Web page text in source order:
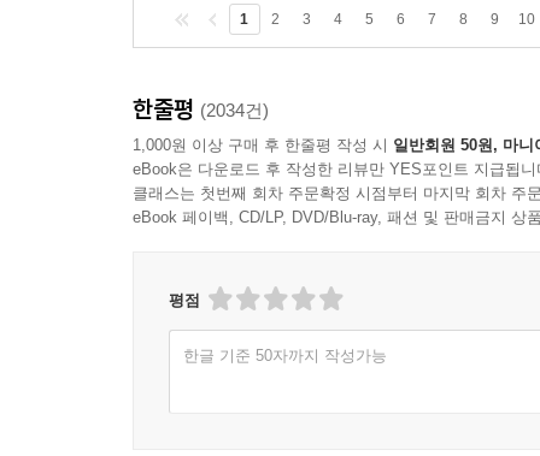
1 2 3 4 5 6 7 8 9 10
한줄평 (2034건)
1,000원 이상 구매 후 한줄평 작성 시 일반회원 50원, 마니
eBook은 다운로드 후 작성한 리뷰만 YES포인트 지급됩니
클래스는 첫번째 회차 주문확정 시점부터 마지막 회차 주
eBook 페이백, CD/LP, DVD/Blu-ray, 패션 및 판매금지 상
평점
한글 기준 50자까지 작성가능